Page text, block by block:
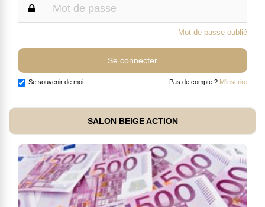
Mot de passe oublié
Se souvenir de moi Pas de compte ? M'inscrire
SALON BEIGE ACTION